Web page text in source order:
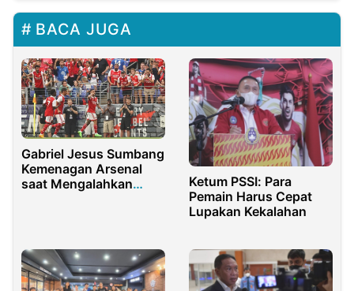
BACA JUGA
Gabriel Jesus Sumbang
Kemenagan Arsenal
saat Mengalahkan
Ketum PSSI: Para
Pemain Harus Cepat
Lupakan Kekalahan